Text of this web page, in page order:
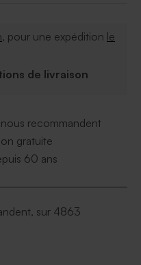
, pour une expédition le
de livraison
recommandent
gratuite
60 ans
sur 4863